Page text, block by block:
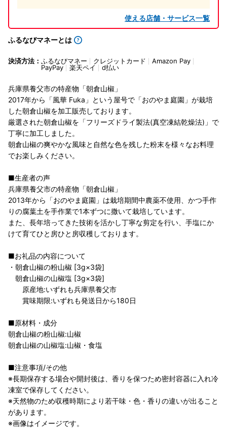
使える店舗・サービス一覧
ふるなびマネーとは
決済方法： ふるなびマネー クレジットカード
Amazon Pay
PayPay
楽天ペイ d払い
兵庫県養父市の特産物「朝倉山椒」
2017年から「風華 Fuka」という屋号で「おのやま庭園」が栽培
した朝倉山椒を加工販売しております。
厳選された朝倉山椒を「フリーズドライ製法(真空凍結乾燥法)」で
丁寧に加工しました。
朝倉山椒の爽やかな風味と自然な色を残した粉末を様々なお料理
でお楽しみください。
■生産者の声
兵庫県養父市の特産物「朝倉山椒」
2013年から「おのやま庭園」は栽培期間中農薬不使用、かつ手作
りの腐葉土を手作業で1本ずつに撒いて栽培しています。
また、長年培ってきた技術を活かし丁寧な剪定を行い、手塩にか
けて育てひと房ひと房収穫しております。
■お礼品の内容について
・朝倉山椒の粉山椒 [3g×3袋]
朝倉山椒の山椒塩 [3g×3袋]
原産地:いずれも兵庫県養父市
賞味期限:いずれも発送日から180日
■原材料・成分
朝倉山椒の粉山椒:山椒
朝倉山椒の山椒塩:山椒・食塩
■注意事項/その他
※長期保存する場合や開封後は、香りを保つため密封容器に入れ冷
凍室で保存してください。
※天然物のため収穫時期により若干味・色・香りの違いが出ること
があります。
※画像はイメージです。